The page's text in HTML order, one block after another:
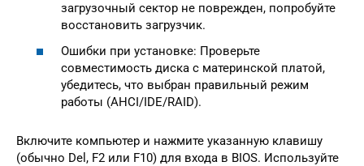
загрузочный сектор не поврежден, попробуйте
восстановить загрузчик.
Ошибки при установке: Проверьте
совместимость диска с материнской платой,
убедитесь, что выбран правильный режим
работы (AHCI/IDE/RAID).
Включите компьютер и нажмите указанную клавишу
(обычно Del, F2 или F10) для входа в BIOS. Используйте